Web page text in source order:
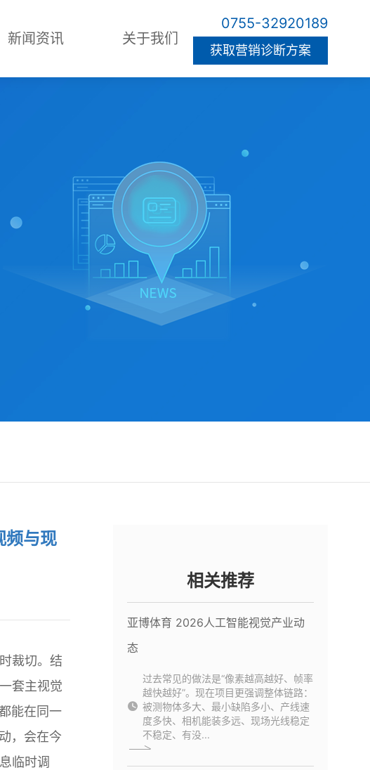
新闻资讯 关于我们
0755-32920189
获取营销诊断方案
频与现
裁切。结
套主视觉
能在同一
，会在今
临时调
相关推荐
亚博体育 2026人工智能视觉产业动
态
过去常见的做法是“像素越高越好、帧率
越快越好”。现在项目更强调整体链路：
被测物体多大、最小缺陷多小、产线速
度多快、相机能装多远、现场光线稳定
不稳定、有没...